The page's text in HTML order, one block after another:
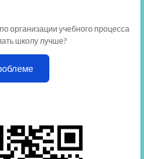
организации учебного процесса
школу лучше?